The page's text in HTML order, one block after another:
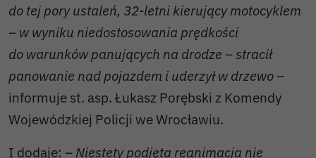
do tej pory ustaleń, 32-letni kierujący motocyklem
– w wyniku niedostosowania prędkości
do warunków panujących na drodze – stracił
panowanie nad pojazdem i uderzył w drzewo–
informuje st. asp. Łukasz Porębski z Komendy
Wojewódzkiej Policji we Wrocławiu.
I dodaje: – Niestety podjęta reanimacja nie